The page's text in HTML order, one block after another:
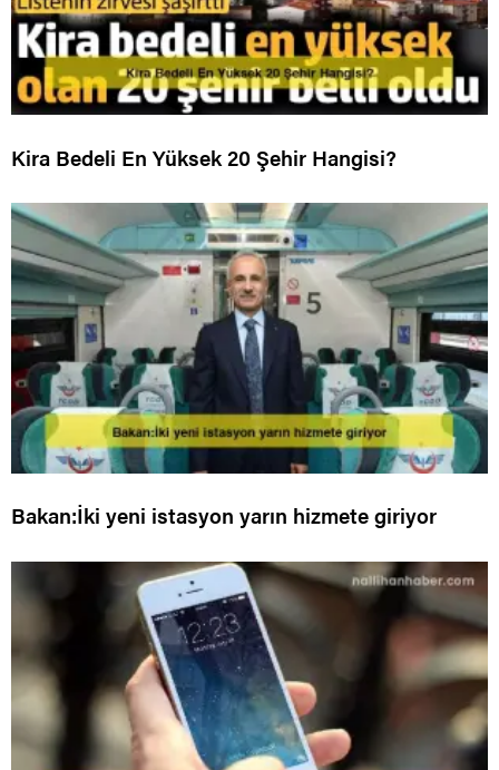
Kira Bedeli En Yüksek 20 Şehir Hangisi?
Bakan:İki yeni istasyon yarın hizmete giriyor